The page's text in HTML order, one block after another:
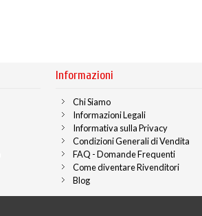
Informazioni
Chi Siamo
Informazioni Legali
Informativa sulla Privacy
Condizioni Generali di Vendita
FAQ - Domande Frequenti
Come diventare Rivenditori
Blog